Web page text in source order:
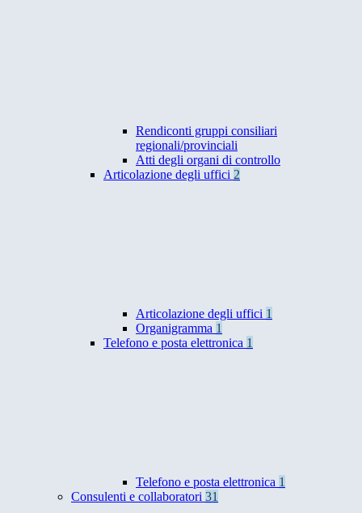
Rendiconti gruppi consiliari
regionali/provinciali
Atti degli organi di controllo
Articolazione degli uffici 2
Articolazione degli uffici 1
Organigramma 1
Telefono e posta elettronica 1
Telefono e posta elettronica 1
Consulenti e collaboratori 31